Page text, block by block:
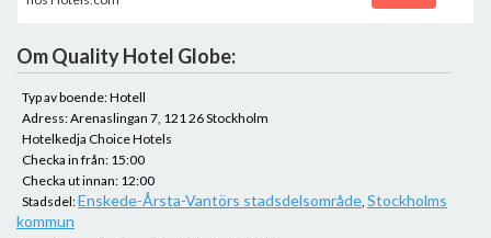
Om Quality Hotel Globe:
Typ av boende: Hotell
Adress: Arenaslingan 7, 121 26 Stockholm
Hotelkedja Choice Hotels
Checka in från: 15:00
Checka ut innan: 12:00
Stadsdel:Enskede-Årsta-Vantörs stadsdelsområde, Stockholms
kommun